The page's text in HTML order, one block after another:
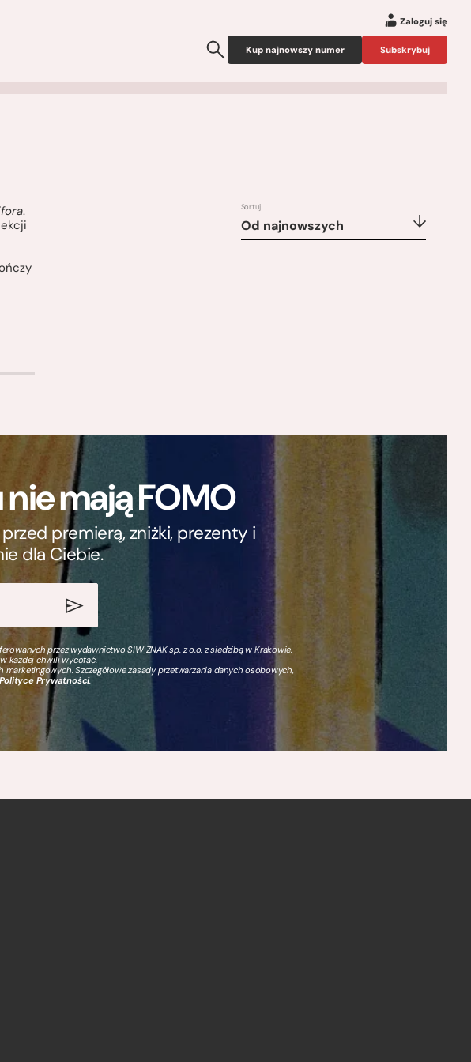
Zaloguj się
Kup najnowszy numer Subskrybuj
.
Sortuj
Od najnowszych
mają FOMO
premierą, zniżki, prezenty i
dla Ciebie.
przez wydawnictwo SIW ZNAK sp. z o.o. z siedzibą w Krakowie.
każdej chwili wycofać.
Szczegółowe zasady przetwarzania danych osobowych,
Prywatności.